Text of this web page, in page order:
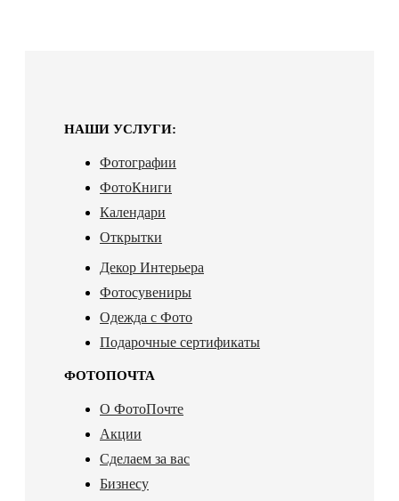
НАШИ УСЛУГИ:
Фотографии
ФотоКниги
Календари
Открытки
Декор Интерьера
Фотосувениры
Одежда с Фото
Подарочные сертификаты
ФОТОПОЧТА
О ФотоПочте
Акции
Сделаем за вас
Бизнесу